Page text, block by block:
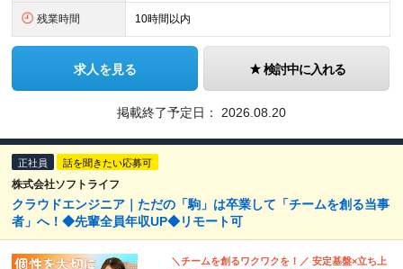
残業時間 10時間以内
求人を見る 検討中に入れる
掲載終了予定日： 2026.08.20
正社員 話を聞きたい応募可
株式会社ソフトライフ
クラウドエンジニア｜ただの「駒」は卒業して「チームを創る当事
者」へ！◆先輩全員年収UP◆リモート可
＼チームを創るワクワクを！／ 安定基盤×立ち上